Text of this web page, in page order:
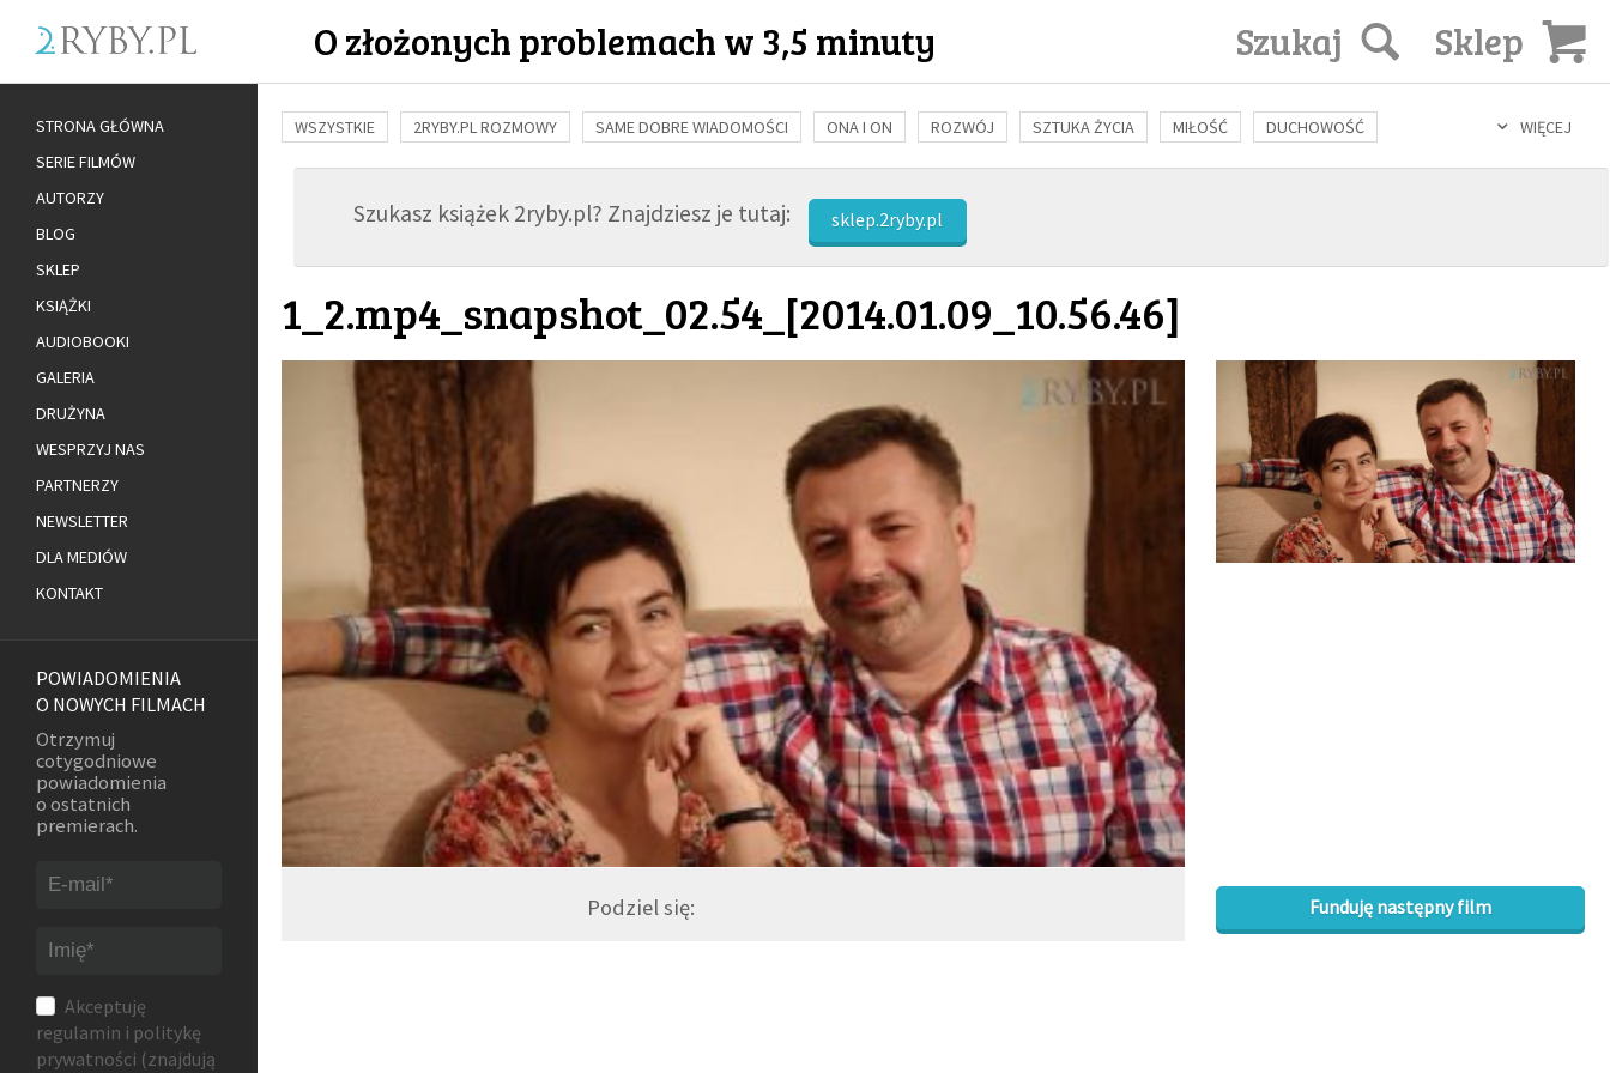
O złożonych problemach w 3,5 minuty Sklep
Szukaj
WIĘCEJ
WSZYSTKIE 2RYBY.PL ROZMOWY SAME DOBRE WIADOMOŚCI ONA I ON ROZWÓJ SZTUKA ŻYCIA MIŁOŚĆ DUCHOWOŚĆ
BUDOWANIE WIĘZI RODZINA NAUKA BIBLIA KOBIETA MĘŻCZYZNA RELIGIE FILOZOFIA KULTURA ŚWIĘCI SEKS IN VITRO
ADOPCJASzukasz książek 2ryby.pl? Znajdziesz je tutaj: sklep.2ryby.pl
1_2.mp4_snapshot_02.54_[2014.01.09_10.56.46]
Podziel się: Funduję następny film
STRONA GŁÓWNA
SERIE FILMÓW
AUTORZY
BLOG
SKLEP
KSIĄŻKI
AUDIOBOOKI
GALERIA
DRUŻYNA
WESPRZYJ NAS
PARTNERZY
NEWSLETTER
DLA MEDIÓW
KONTAKT
POWIADOMIENIA
O NOWYCH FILMACH
Otrzymuj
cotygodniowe
powiadomienia
o ostatnich
premierach.
Akceptuję
regulamin i politykę
prywatności (znajdują